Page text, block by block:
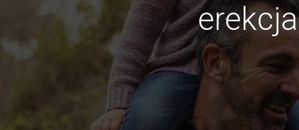
erekcja